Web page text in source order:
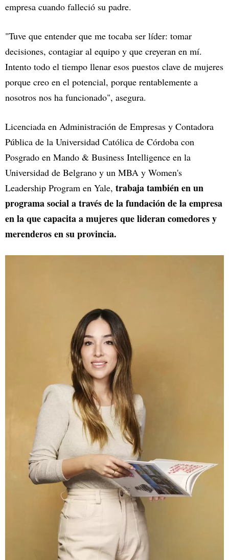
empresa cuando falleció su padre.
"Tuve que entender que me tocaba ser líder: tomar
decisiones, contagiar al equipo y que creyeran en mí.
Intento todo el tiempo llenar esos puestos clave de mujeres
porque creo en el potencial, porque rentablemente a
nosotros nos ha funcionado", asegura.
Licenciada en Administración de Empresas y Contadora
Pública de la Universidad Católica de Córdoba con
Posgrado en Mando & Business Intelligence en la
Universidad de Belgrano y un MBA y Women's
Leadership Program en Yale, trabaja también en un
programa social a través de la fundación de la empresa
en la que capacita a mujeres que lideran comedores y
merenderos en su provincia.